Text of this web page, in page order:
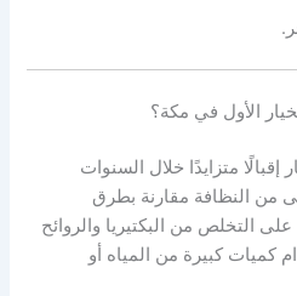
الأول في مكة؟
متزايدًا خلال السنوات
من النظافة مقارنة بطرق
التخلص من البكتيريا والروائح
كميات كبيرة من المياه أو